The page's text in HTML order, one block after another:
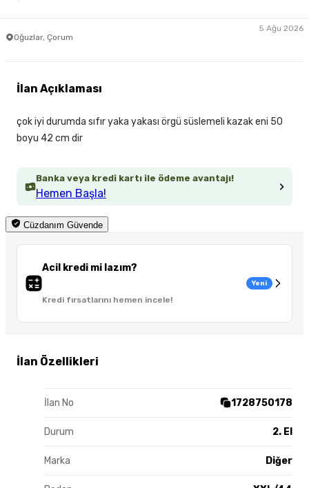
Oğuzlar, Çorum
5 Ağu 2026
Banka veya kredi kartı ile ödeme avantajı!
Hemen Başla!
Cüzdanım Güvende
Acil kredi mi lazım?
Kredi fırsatlarını hemen incele!
Yeni
İlan Özellikleri
İlan No 1728750178
Durum 2. El
Marka Diğer
İlan Açıklaması
çok iyi durumda sıfır yaka yakası örgü süslemeli kazak eni 50
boyu 42 cm dir